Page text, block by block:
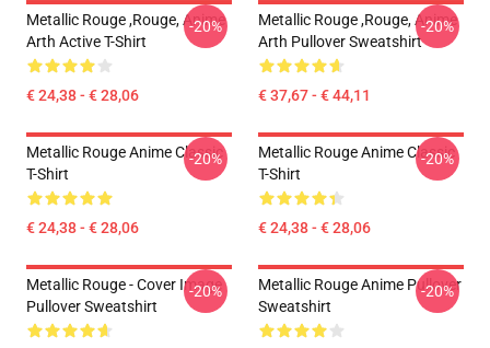
Metallic Rouge ,rouge, Anime
Arth Active T-Shirt
€ 24,38 - € 28,06
-20%
Metallic Rouge ,rouge, Anime
Arth Pullover Sweatshirt
€ 37,67 - € 44,11
-20%
Metallic Rouge Anime Classic
T-Shirt
€ 24,38 - € 28,06
-20%
Metallic Rouge Anime Classic
T-Shirt
€ 24,38 - € 28,06
-20%
Metallic Rouge - Cover Image
Pullover Sweatshirt
-20%
Metallic Rouge Anime Pullover
Sweatshirt
-20%